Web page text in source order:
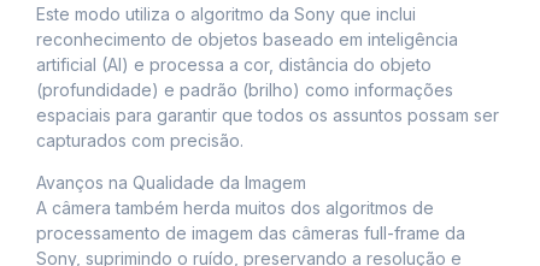
Este modo utiliza o algoritmo da Sony que inclui
reconhecimento de objetos baseado em inteligência
artificial (AI) e processa a cor, distância do objeto
(profundidade) e padrão (brilho) como informações
espaciais para garantir que todos os assuntos possam ser
capturados com precisão.
Avanços na Qualidade da Imagem
A câmera também herda muitos dos algoritmos de
processamento de imagem das câmeras full-frame da
Sony, suprimindo o ruído, preservando a resolução e